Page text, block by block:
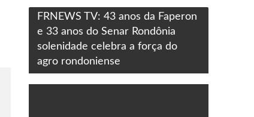
FRNEWS TV: 43 anos da Faperon
e 33 anos do Senar Rondônia
solenidade celebra a força do
agro rondoniense